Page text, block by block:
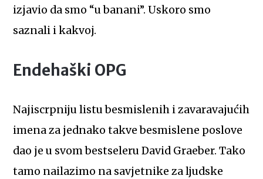
izjavio da smo “u banani”. Uskoro smo
saznali i kakvoj.
Endehaški OPG
Najiscrpniju listu besmislenih i zavaravajućih
imena za jednako takve besmislene poslove
dao je u svom bestseleru David Graeber. Tako
tamo nailazimo na savjetnike za ljudske